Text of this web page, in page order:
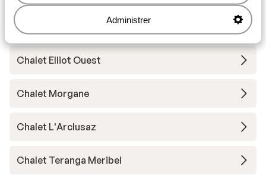
Administrer
Chalet Elliot Est
Chalet Elliot Ouest
Chalet Morgane
Chalet L'Arclusaz
Chalet Teranga Meribel